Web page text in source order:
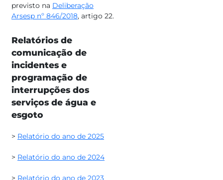
previsto na Deliberação
Arsesp nº 846/2018​, artigo 22.
Relatórios de
comunicação de
incidentes e
programação de
interrupções dos
serviços de água e
esgoto
> Relatório do ano de 2025​
> Relatório do ano de 2024
> Relatório do ano de 2023​